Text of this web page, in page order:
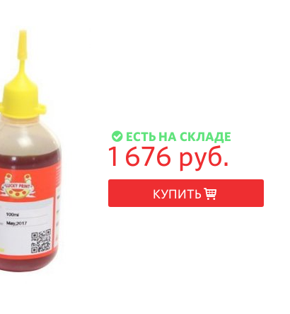
ЕСТЬ НА СКЛАДЕ
1 676 руб.
КУПИТЬ